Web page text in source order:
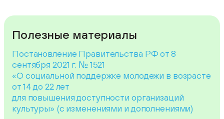
Полезные материалы
Постановление Правительства РФ от 8
сентября 2021 г. № 1521
«О социальной поддержке молодежи в возрасте
от 14 до 22 лет
для повышения доступности организаций
культуры» (с изменениями и дополнениями)